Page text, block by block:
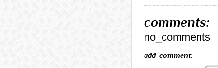
comments:
no_comments
add_comment: